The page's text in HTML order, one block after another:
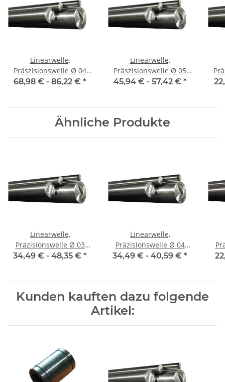
Linearwelle,
Präszisionswelle Ø 04
mm, 1990 mm, gehärtet
68,98 € - 86,22 € *
Linearwelle,
Präszisionswelle Ø 05
mm, 1990 mm, gehärtet
45,94 € - 57,42 € *
Ähnliche Produkte
Linearwelle,
Präzisionswelle Ø 03
mm, je m ± 5 mm,
34,49 € - 48,35 € *
Linearwelle,
Präzisionswelle Ø 04
mm, je m ± 5 mm,
34,49 € - 40,59 € *
Kunden kauften dazu folgende
Artikel: